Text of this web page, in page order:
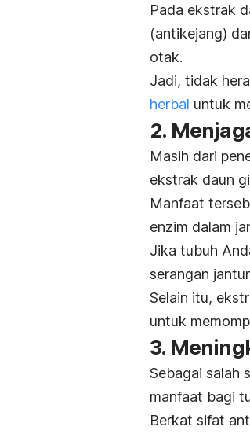
Pada ekstrak
(antikejang)
otak.
Jadi, tidak
herbal untuk
2.
Masih dari
ekstrak daun
Manfaat
enzim dalam
Jika tubuh
serangan
Selain itu,
untuk
3.
Sebagai salah
manfaat bagi
Berkat sifat